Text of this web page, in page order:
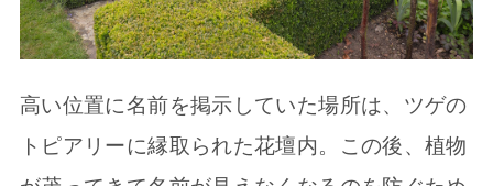
高い位置に名前を掲示していた場所は、ツゲの
トピアリーに縁取られた花壇内。この後、植物